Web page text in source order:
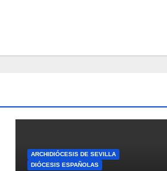
ARCHIDIÓCESIS DE SEVILLA
DIÓCESIS ESPAÑOLAS